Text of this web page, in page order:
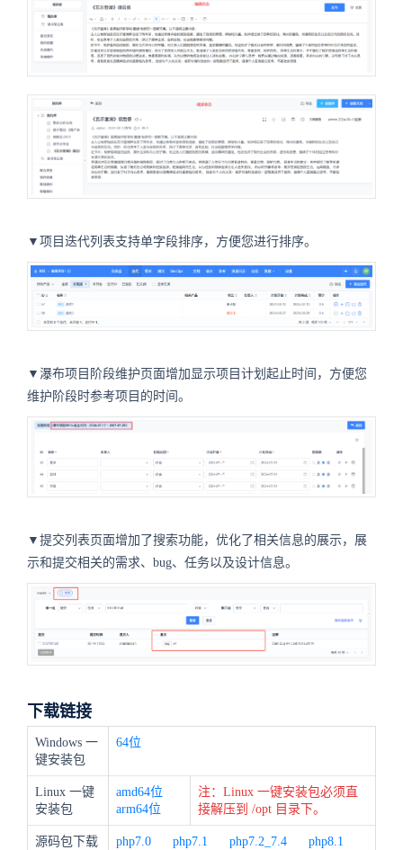
▼项目迭代列表支持单字段排序，方便您进行排序。
▼瀑布项目阶段维护页面增加显示项目计划起止时间，方便您
维护阶段时参考项目的时间。
▼提交列表页面增加了搜索功能，优化了相关信息的展示，展
示和提交相关的需求、bug、任务以及设计信息。
下载链接
Windows 一
键安装包
64位
Linux 一键
安装包
amd64位
arm64位
注：Linux 一键安装包必须直
接解压到 /opt 目录下。
源码包下载
php7.0 php7.1 php7.2_7.4 php8.1